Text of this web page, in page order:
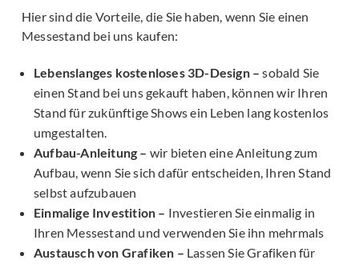
Hier sind die Vorteile, die Sie haben, wenn Sie einen
Messestand bei uns kaufen:
Lebenslanges kostenloses 3D-Design – sobald Sie
einen Stand bei uns gekauft haben, können wir Ihren
Stand für zukünftige Shows ein Leben lang kostenlos
umgestalten.
Aufbau-Anleitung – wir bieten eine Anleitung zum
Aufbau, wenn Sie sich dafür entscheiden, Ihren Stand
selbst aufzubauen
Einmalige Investition – Investieren Sie einmalig in
Ihren Messestand und verwenden Sie ihn mehrmals
Austausch von Grafiken – Lassen Sie Grafiken für